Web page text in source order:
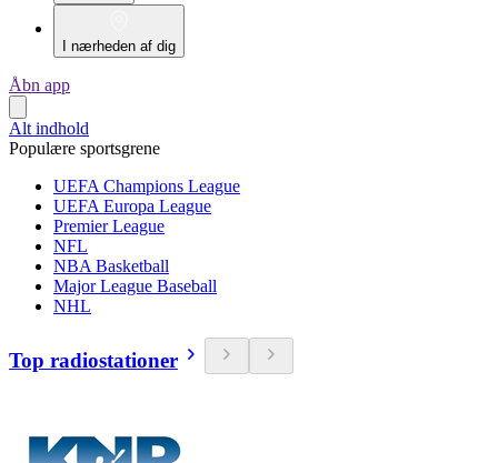
I nærheden af dig
Åbn app
Alt indhold
Populære sportsgrene
UEFA Champions League
UEFA Europa League
Premier League
NFL
NBA Basketball
Major League Baseball
NHL
Top radiostationer